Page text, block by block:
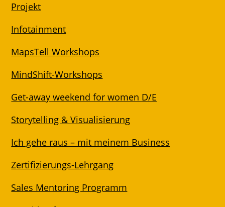
Projekt
Infotainment
MapsTell Workshops
MindShift-Workshops
Get-away weekend for women D/E
Storytelling & Visualisierung
Ich gehe raus – mit meinem Business
Zertifizierungs-Lehrgang
Sales Mentoring Programm